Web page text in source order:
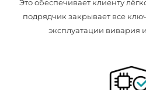
Это обеспечивает клиенту
подрядчик закрывает все
эксплуатации вивария